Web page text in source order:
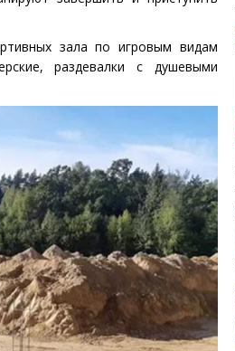
зала по игровым видам
раздевалки с душевыми